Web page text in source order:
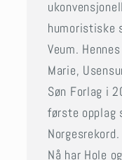
humoristiske
Veum.
Marie,
Søn Forlag i
første opplag
Norgesrekord.
Nå har Hole